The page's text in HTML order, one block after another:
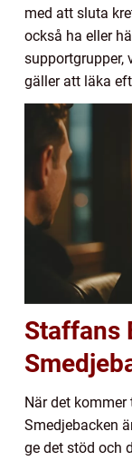
med att sluta
också ha eller
supportgrupper,
gäller att läka
Staffans
När det
Smedjebacken
ge det stöd och